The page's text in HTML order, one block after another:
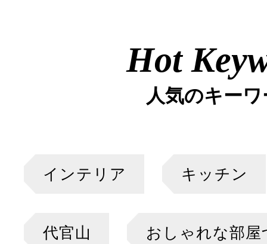
Hot
人気のキー
インテリア キッチン
代官山 おしゃれな部屋